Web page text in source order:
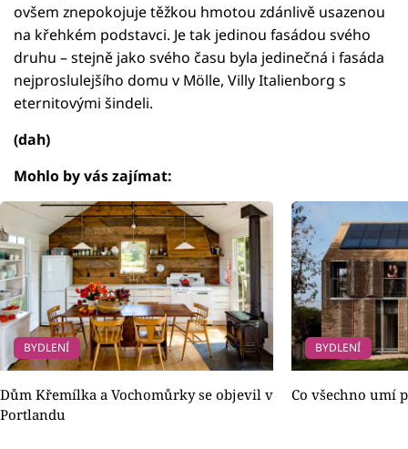
ovšem znepokojuje těžkou hmotou zdánlivě usazenou
na křehkém podstavci. Je tak jedinou fasádou svého
druhu – stejně jako svého času byla jedinečná i fasáda
nejproslulejšího domu v Mölle, Villy Italienborg s
eternitovými šindeli.
(dah)
Mohlo by vás zajímat:
BYDLENÍ
Dům Křemílka a Vochomůrky se objevil v
Portlandu
BYDLENÍ
Co všechno umí